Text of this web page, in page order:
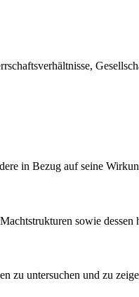
in Bezug auf seine
sowie
untersuchen und zu